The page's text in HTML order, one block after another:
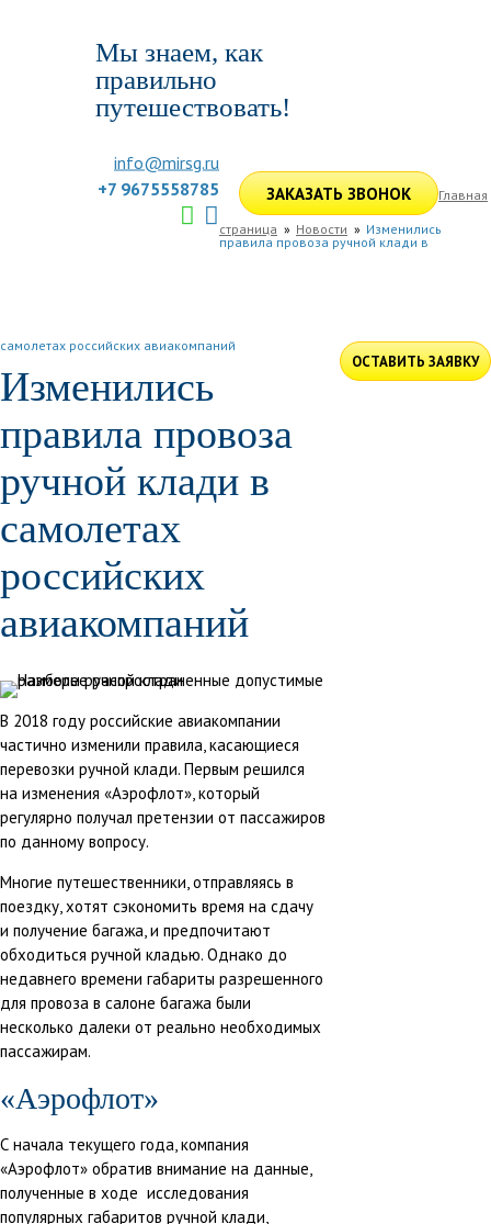
Мы знаем, как
правильно
путешествовать!
info@mirsg.ru
+7 9675558785
ЗАКАЗАТЬ ЗВОНОК
ОСТАВИТЬ ЗАЯВКУ
Главная
страница Новости
Изменились
правила провоза ручной клади в
самолетах российских авиакомпаний
Изменились
правила провоза
ручной клади в
самолетах
российских
авиакомпаний
В 2018 году российские авиакомпании
частично изменили правила, касающиеся
перевозки ручной клади. Первым решился
на изменения «Аэрофлот», который
регулярно получал претензии от пассажиров
по данному вопросу.
Многие путешественники, отправляясь в
поездку, хотят сэкономить время на сдачу
и получение багажа, и предпочитают
обходиться ручной кладью. Однако до
недавнего времени габариты разрешенного
для провоза в салоне багажа были
несколько далеки от реально необходимых
пассажирам.
«Аэрофлот»
С начала текущего года, компания
«Аэрофлот» обратив внимание на данные,
полученные в ходе исследования
популярных габаритов ручной клади,